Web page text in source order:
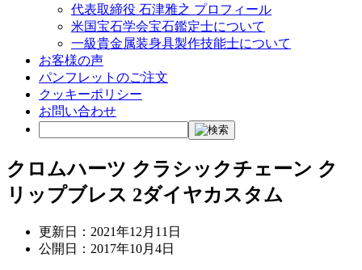
代表取締役 石津雅之 プロフィール
米国宝石学会宝石鑑定士について
一級貴金属装身具製作技能士について
お客様の声
パンフレットのご注文
クッキーポリシー
お問い合わせ
クロムハーツ クラシックチェーン ク
リップブレス 2ダイヤカスタム
更新日： 2021年12月11日
公開日： 2017年10月4日